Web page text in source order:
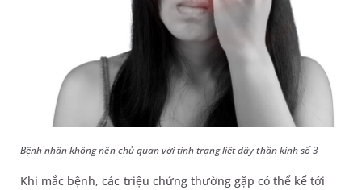
Bệnh nhân không nên chủ quan với tình trạng liệt dây thần kinh số 3
Khi mắc bệnh, các triệu chứng thường gặp có thể kể tới